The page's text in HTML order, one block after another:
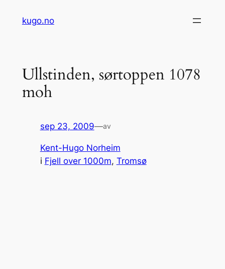
kugo.no
Ullstinden, sørtoppen 1078
moh
sep 23, 2009—av
Kent-Hugo Norheim
i Fjell over 1000m, Tromsø